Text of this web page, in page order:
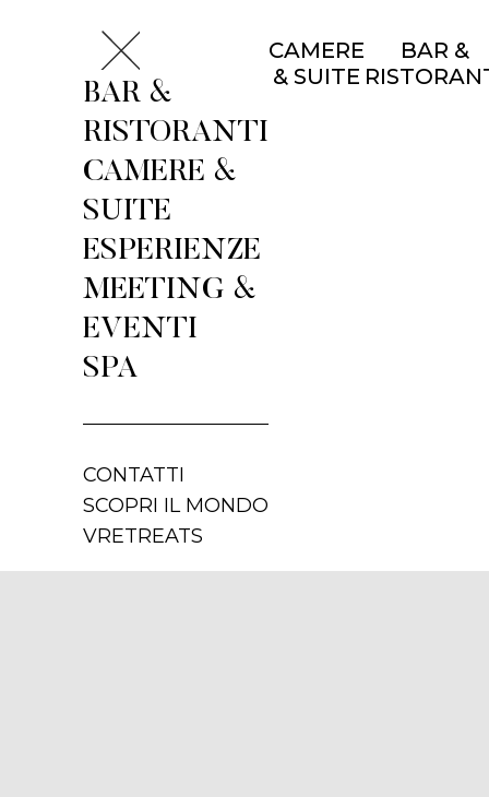
BAR &
RISTORANTI
CAMERE &
SUITE
ESPERIENZE
MEETING &
EVENTI
SPA
CONTATTI
SCOPRI IL MONDO
VRETREATS
CAMERE
& SUITE
BAR &